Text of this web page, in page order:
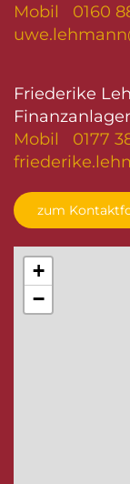
Mobil 0160
Friederike
Mobil 0177
zum
+
−